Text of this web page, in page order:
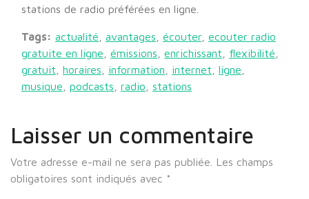
stations de radio préférées en ligne.
Tags: actualité avantages écouter ecouter radio
gratuite en ligne
émissions enrichissant flexibilité
gratuit
horaires information internet ligne
musique
podcasts radio stations
Laisser un commentaire
Votre adresse e-mail ne sera pas publiée.
Les champs
obligatoires sont indiqués avec *